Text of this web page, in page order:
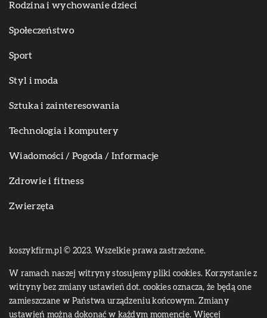
Rodzina i wychowanie dzieci
Społeczeństwo
Sport
Styl i moda
Sztuka i zainteresowania
Technologia i komputery
Wiadomości / Pogoda / Informacje
Zdrowie i fitness
Zwierzęta
koszykfirm.pl © 2023. Wszelkie prawa zastrzeżone.
W ramach naszej witryny stosujemy pliki cookies. Korzystanie z
witryny bez zmiany ustawień dot. cookies oznacza, że będą one
zamieszczane w Państwa urządzeniu końcowym. Zmiany
ustawień można dokonać w każdym momencie. Więcej